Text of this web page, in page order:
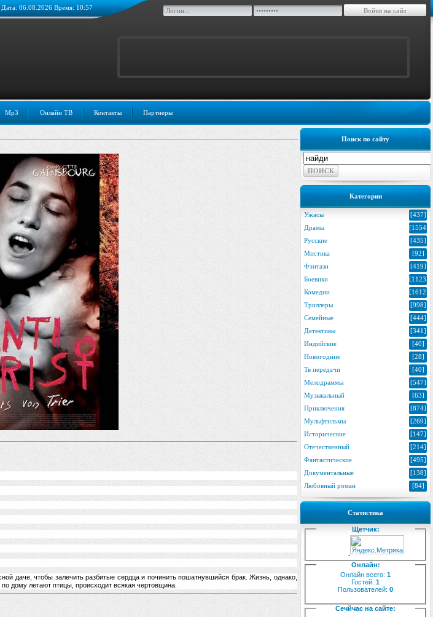
Дата: 06.08.2026 Время: 10:57
Mp3 Онлайн ТВ Контакты Партнеры
Поиск по сайту
Категории
Ужасы
[437]
Драмы
[1554]
Русские
[435]
Мистика
[92]
Фэнтази
[419]
Боевики
[1123]
Комедии
[1612]
Триллеры
[998]
Семейные
[444]
Детективы
[341]
Индийские
[40]
Новогодние
[28]
Тв передачи
[40]
Мелодраммы
[547]
Музыкальный
[63]
Приключения
[874]
Мульфтильмы
[269]
Исторические
[147]
Отечественный
[214]
Фантастические
[495]
Документальные
[138]
Любовный роман
[84]
Статистика
Щетчик:
Онлайн:
Онлайн всего: 1
Гостей: 1
Пользователей: 0
Сечйчас на сайте:
даче, чтобы залечить разбитые сердца и починить пошатнувшийся брак. Жизнь, однако,
дому летают птицы, происходит всякая чертовщина.